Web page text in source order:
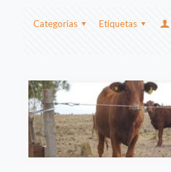
Categorias Etiquetas